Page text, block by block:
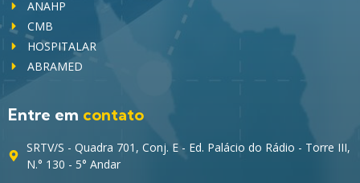
ANAHP
CMB
HOSPITALAR
ABRAMED
Entre em contato
SRTV/S - Quadra 701, Conj. E - Ed. Palácio do Rádio - Torre III,
N.° 130 - 5° Andar